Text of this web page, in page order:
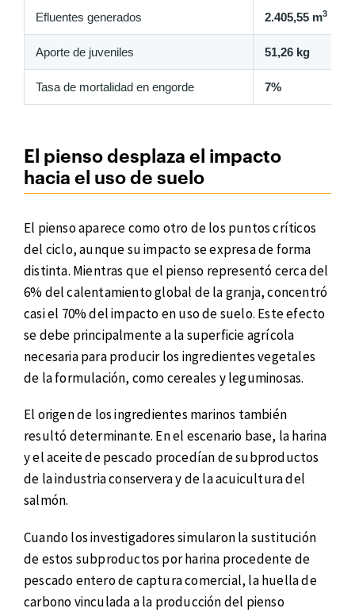
Efluentes generados 2.405,55 m3
Aporte de juveniles 51,26 kg
Tasa de mortalidad en engorde 7%
El pienso desplaza el impacto
hacia el uso de suelo
El pienso aparece como otro de los puntos críticos
del ciclo, aunque su impacto se expresa de forma
distinta. Mientras que el pienso representó cerca del
6% del calentamiento global de la granja, concentró
casi el 70% del impacto en uso de suelo. Este efecto
se debe principalmente a la superficie agrícola
necesaria para producir los ingredientes vegetales
de la formulación, como cereales y leguminosas.
El origen de los ingredientes marinos también
resultó determinante. En el escenario base, la harina
y el aceite de pescado procedían de subproductos
de la industria conservera y de la acuicultura del
salmón.
Cuando los investigadores simularon la sustitución
de estos subproductos por harina procedente de
pescado entero de captura comercial, la huella de
carbono vinculada a la producción del pienso